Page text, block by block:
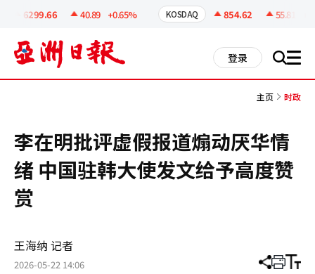
6299.66 40.89 +0.65% KOSDAQ 854.62 55.81
登录 搜 all
主页 时政
李在明批评虚假报道煽动厌华情
绪 中国驻韩大使发文给予高度赞
赏
王海纳 记者
2026-05-22 14:06 分 打 调